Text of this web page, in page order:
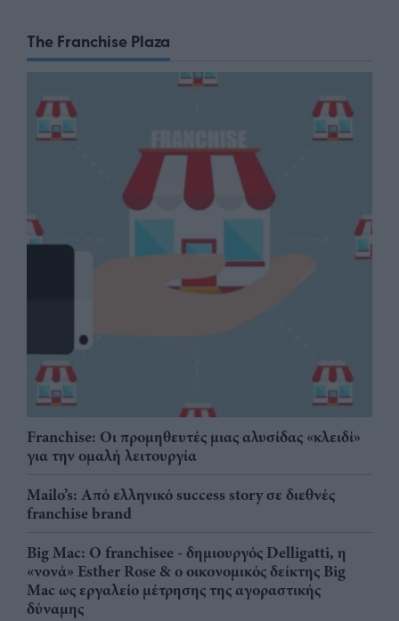
The Franchise Plaza
Franchise: Οι προμηθευτές μιας αλυσίδας «κλειδί»
για την ομαλή λειτουργία
Mailo’s: Από ελληνικό success story σε διεθνές
franchise brand
Big Mac: Ο franchisee - δημιουργός Delligatti, η
«νονά» Esther Rose & ο οικονομικός δείκτης Big
Mac ως εργαλείο μέτρησης της αγοραστικής
δύναμης